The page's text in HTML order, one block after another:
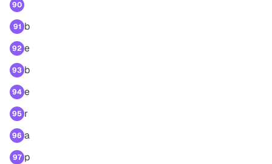
90
91 b
92 e
93 b
94 e
95 r
96 a
97 p